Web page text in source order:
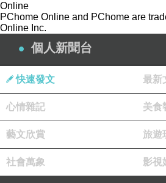
Online
PChome Online and PChome are
Online Inc.
個人新聞台
快速發文 最新
心情雜記 美食
藝文欣賞 旅遊
社會萬象 影視